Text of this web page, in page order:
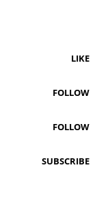
LIKE
FOLLOW
FOLLOW
SUBSCRIBE